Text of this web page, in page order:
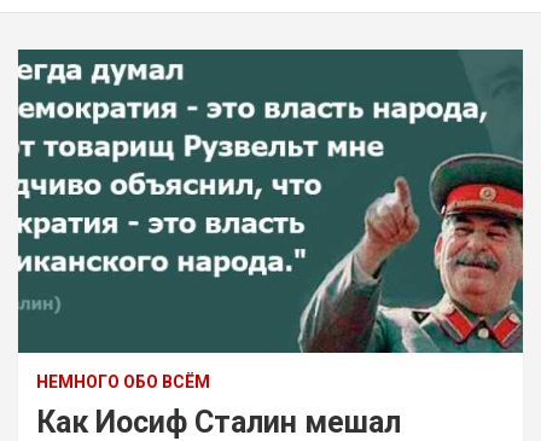
НЕМНОГО ОБО ВСЁМ
Как Иосиф Сталин мешал